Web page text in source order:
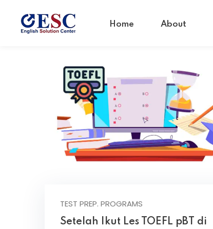
Home About
TEST PREP. PROGRAMS
Setelah Ikut Les TOEFL pBT di